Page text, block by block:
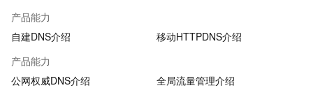
产品能力
自建DNS介绍
移动HTTPDNS介绍
产品能力
公网权威DNS介绍
全局流量管理介绍